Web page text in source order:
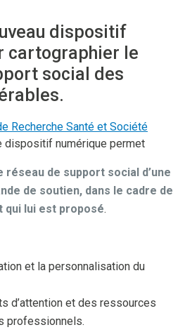
dispositif
cartographier le
social des
Recherche Santé et Société
dispositif numérique permet
de support social d’une
de soutien, dans le cadre de
qui lui est proposé.
et la personnalisation du
d’attention et des ressources
professionnels.